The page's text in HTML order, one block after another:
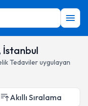
İstanbul
Tedavileruygulayan
Akıllı Sıralama